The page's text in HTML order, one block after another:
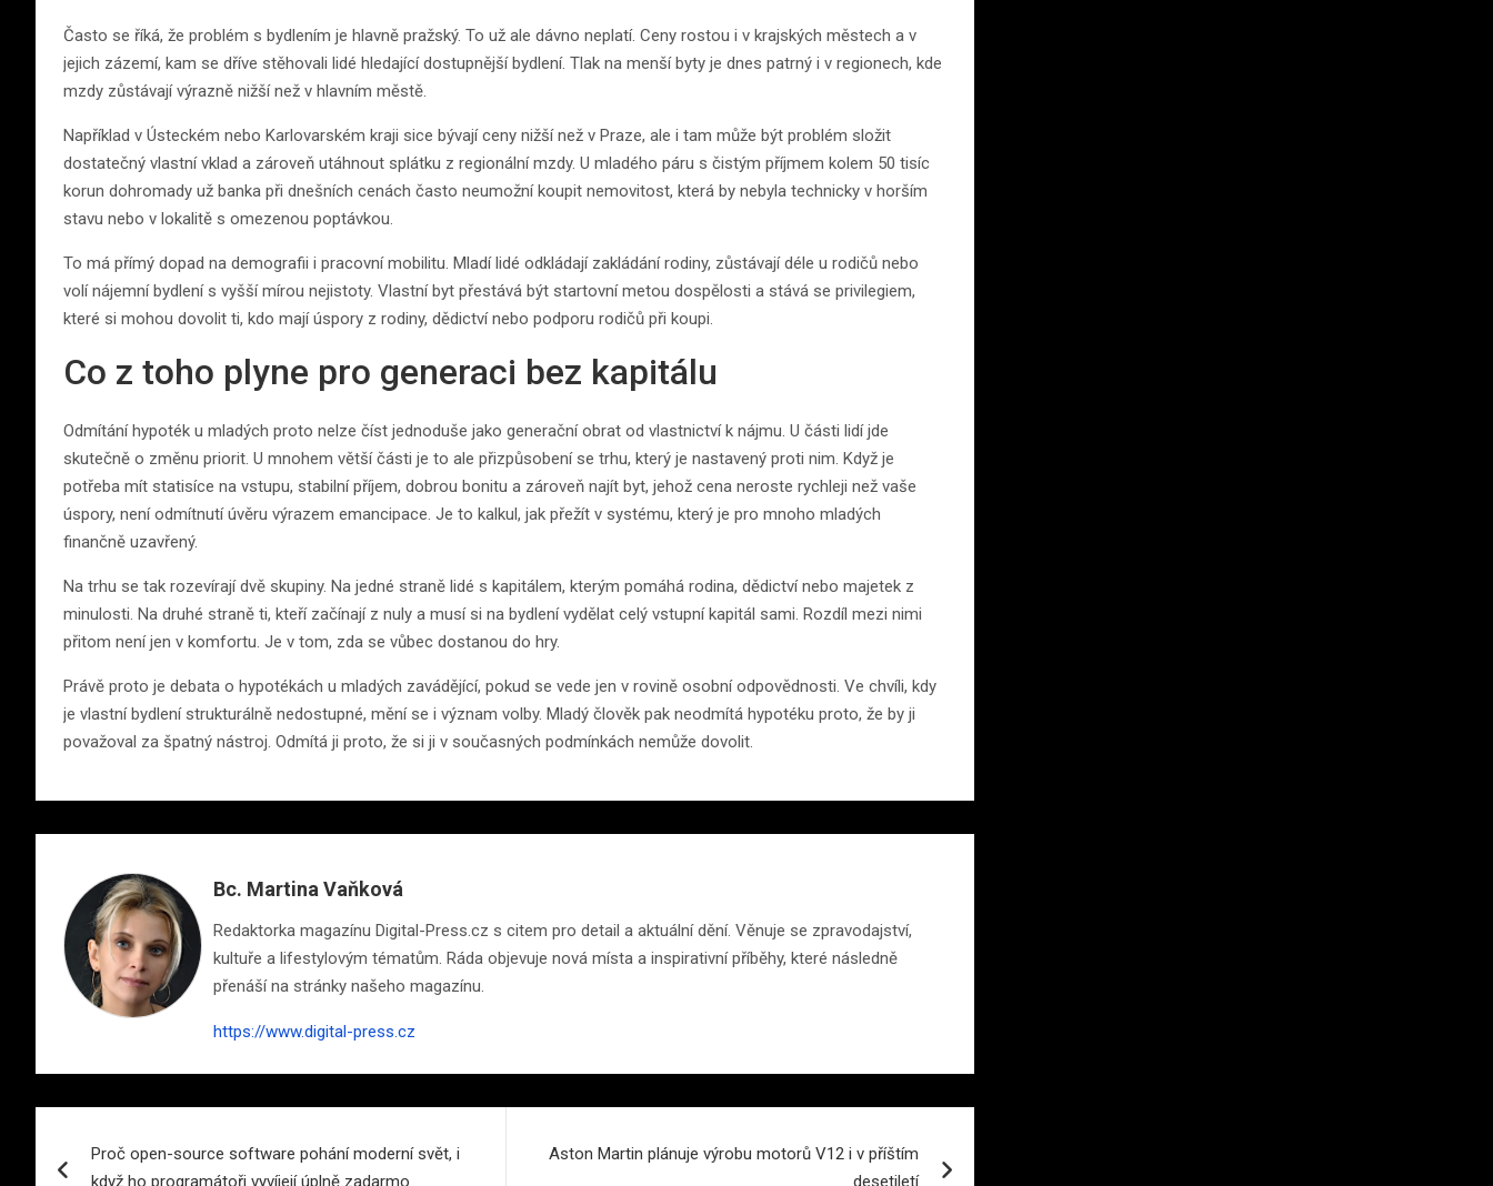
Často se říká, že problém s bydlením je hlavně pražský. To už ale dávno neplatí. Ceny rostou i v krajských městech a v
jejich zázemí, kam se dříve stěhovali lidé hledající dostupnější bydlení. Tlak na menší byty je dnes patrný i v regionech, kde
mzdy zůstávají výrazně nižší než v hlavním městě.
Například v Ústeckém nebo Karlovarském kraji sice bývají ceny nižší než v Praze, ale i tam může být problém složit
dostatečný vlastní vklad a zároveň utáhnout splátku z regionální mzdy. U mladého páru s čistým příjmem kolem 50 tisíc
korun dohromady už banka při dnešních cenách často neumožní koupit nemovitost, která by nebyla technicky v horším
stavu nebo v lokalitě s omezenou poptávkou.
To má přímý dopad na demografii i pracovní mobilitu. Mladí lidé odkládají zakládání rodiny, zůstávají déle u rodičů nebo
volí nájemní bydlení s vyšší mírou nejistoty. Vlastní byt přestává být startovní metou dospělosti a stává se privilegiem,
které si mohou dovolit ti, kdo mají úspory z rodiny, dědictví nebo podporu rodičů při koupi.
Co z toho plyne pro generaci bez kapitálu
Odmítání hypoték u mladých proto nelze číst jednoduše jako generační obrat od vlastnictví k nájmu. U části lidí jde
skutečně o změnu priorit. U mnohem větší části je to ale přizpůsobení se trhu, který je nastavený proti nim. Když je
potřeba mít statisíce na vstupu, stabilní příjem, dobrou bonitu a zároveň najít byt, jehož cena neroste rychleji než vaše
úspory, není odmítnutí úvěru výrazem emancipace. Je to kalkul, jak přežít v systému, který je pro mnoho mladých
finančně uzavřený.
Na trhu se tak rozevírají dvě skupiny. Na jedné straně lidé s kapitálem, kterým pomáhá rodina, dědictví nebo majetek z
minulosti. Na druhé straně ti, kteří začínají z nuly a musí si na bydlení vydělat celý vstupní kapitál sami. Rozdíl mezi nimi
přitom není jen v komfortu. Je v tom, zda se vůbec dostanou do hry.
Právě proto je debata o hypotékách u mladých zavádějící, pokud se vede jen v rovině osobní odpovědnosti. Ve chvíli, kdy
je vlastní bydlení strukturálně nedostupné, mění se i význam volby. Mladý člověk pak neodmítá hypotéku proto, že by ji
považoval za špatný nástroj. Odmítá ji proto, že si ji v současných podmínkách nemůže dovolit.
Bc. Martina Vaňková
Redaktorka magazínu Digital-Press.cz s citem pro detail a aktuální dění. Věnuje se zpravodajství,
kultuře a lifestylovým tématům. Ráda objevuje nová místa a inspirativní příběhy, které následně
přenáší na stránky našeho magazínu.
https://www.digital-press.cz
pro
Proč open-source software pohání moderní svět, i
když ho programátoři vyvíjejí úplně zadarmo
Aston Martin plánuje výrobu motorů V12 i v příštím
desetiletí